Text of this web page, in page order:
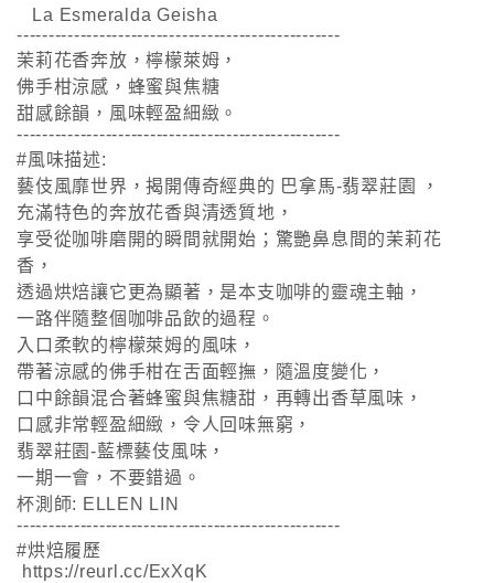
La Esmeralda Geisha
---------------------------------------------------
茉莉花香奔放，檸檬萊姆，
佛手柑涼感，蜂蜜與焦糖
甜感餘韻，風味輕盈細緻。
---------------------------------------------------
#風味描述:
藝伎風靡世界，揭開傳奇經典的 巴拿馬-翡翠莊園 ，
充滿特色的奔放花香與清透質地，
享受從咖啡磨開的瞬間就開始；驚艷鼻息間的茉莉花
香，
透過烘焙讓它更為顯著，是本支咖啡的靈魂主軸，
一路伴隨整個咖啡品飲的過程。
入口柔軟的檸檬萊姆的風味，
帶著涼感的佛手柑在舌面輕撫，隨溫度變化，
口中餘韻混合著蜂蜜與焦糖甜，再轉出香草風味，
口感非常輕盈細緻，令人回味無窮，
翡翠莊園-藍標藝伎風味，
一期一會，不要錯過。
杯測師: ELLEN LIN
---------------------------------------------------
#烘焙履歷
https://reurl.cc/ExXqK